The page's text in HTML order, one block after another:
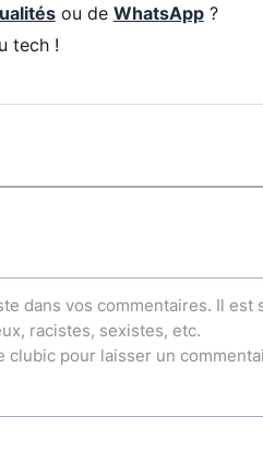
ou de WhatsApp?
tech !